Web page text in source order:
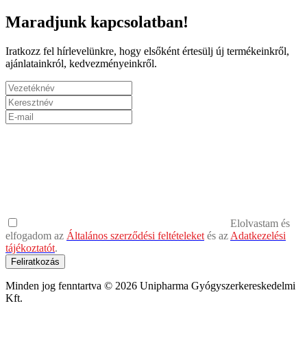
Maradjunk kapcsolatban!
Iratkozz fel hírlevelünkre, hogy elsőként értesülj új termékeinkről,
ajánlatainkról, kedvezményeinkről.
Elolvastam és
elfogadom az Általános szerződési feltételeket és az Adatkezelési
tájékoztatót.
Feliratkozás
Minden jog fenntartva © 2026 Unipharma Gyógyszerkereskedelmi
Kft.